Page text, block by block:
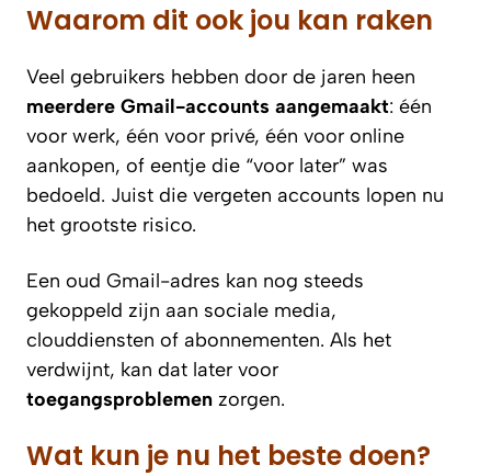
Waarom dit ook jou kan raken
Veel gebruikers hebben door de jaren heen
meerdere Gmail-accounts aangemaakt: één
voor werk, één voor privé, één voor online
aankopen, of eentje die “voor later” was
bedoeld. Juist die vergeten accounts lopen nu
het grootste risico.
Een oud Gmail-adres kan nog steeds
gekoppeld zijn aan sociale media,
clouddiensten of abonnementen. Als het
verdwijnt, kan dat later voor
toegangsproblemen zorgen.
Wat kun je nu het beste doen?